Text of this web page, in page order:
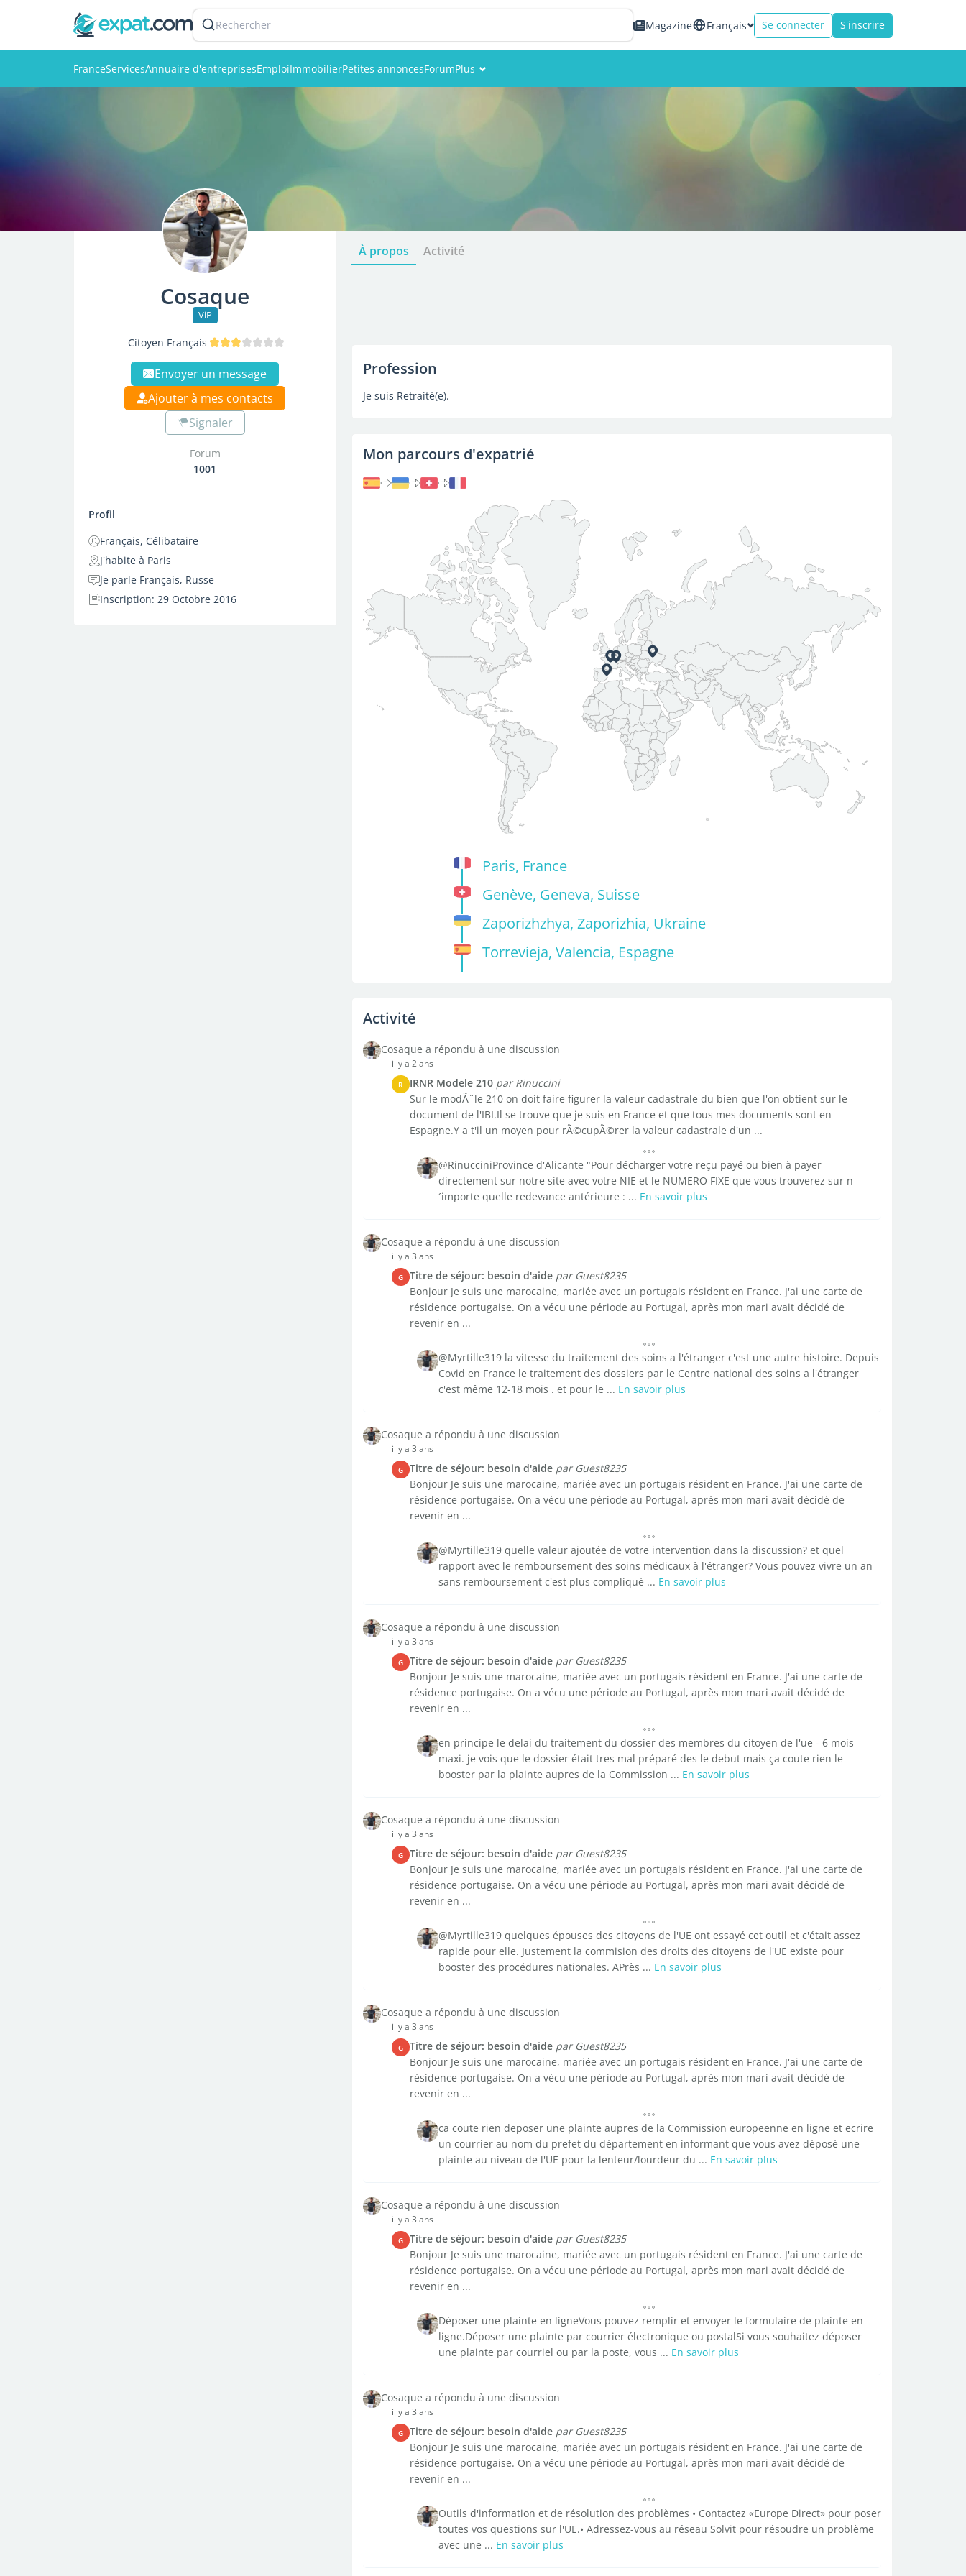
Rechercher Magazine Français Se connecter S'inscrire
FranceServicesAnnuaire d'entreprisesEmploiImmobilierPetites annoncesForumPlus
Cosaque
ViP
Citoyen Français
Envoyer un message
Ajouter à mes contacts
Signaler
Forum
1001
Profil
Français, Célibataire
J'habite à Paris
Je parle Français, Russe
Inscription: 29 Octobre 2016
À propos Activité
Profession
Je suis Retraité(e).
Mon parcours d'expatrié
Paris, France
Genève, Geneva, Suisse
Zaporizhzhya, Zaporizhia, Ukraine
Torrevieja, Valencia, Espagne
Activité
Cosaque a répondu à une discussion
il y a 2 ans
R IRNR Modele 210 par Rinuccini
Sur le modÃ¨le 210 on doit faire figurer la valeur cadastrale du bien que l'on obtient sur le
document de l'IBI.Il se trouve que je suis en France et que tous mes documents sont en
Espagne.Y a t'il un moyen pour rÃ©cupÃ©rer la valeur cadastrale d'un ...
@RinucciniProvince d'Alicante "Pour décharger votre reçu payé ou bien à payer
directement sur notre site avec votre NIE et le NUMERO FIXE que vous trouverez sur n
´importe quelle redevance antérieure : ... En savoir plus
Cosaque a répondu à une discussion
il y a 3 ans
G Titre de séjour: besoin d'aide par Guest8235
Bonjour Je suis une marocaine, mariée avec un portugais résident en France. J'ai une carte de
résidence portugaise. On a vécu une période au Portugal, après mon mari avait décidé de
revenir en ...
@Myrtille319 la vitesse du traitement des soins a l'étranger c'est une autre histoire. Depuis
Covid en France le traitement des dossiers par le Centre national des soins a l'étranger
c'est même 12-18 mois . et pour le ... En savoir plus
Cosaque a répondu à une discussion
il y a 3 ans
G Titre de séjour: besoin d'aide par Guest8235
Bonjour Je suis une marocaine, mariée avec un portugais résident en France. J'ai une carte de
résidence portugaise. On a vécu une période au Portugal, après mon mari avait décidé de
revenir en ...
@Myrtille319 quelle valeur ajoutée de votre intervention dans la discussion? et quel
rapport avec le remboursement des soins médicaux à l'étranger? Vous pouvez vivre un an
sans remboursement c'est plus compliqué ... En savoir plus
Cosaque a répondu à une discussion
il y a 3 ans
G Titre de séjour: besoin d'aide par Guest8235
Bonjour Je suis une marocaine, mariée avec un portugais résident en France. J'ai une carte de
résidence portugaise. On a vécu une période au Portugal, après mon mari avait décidé de
revenir en ...
en principe le delai du traitement du dossier des membres du citoyen de l'ue - 6 mois
maxi. je vois que le dossier était tres mal préparé des le debut mais ça coute rien le
booster par la plainte aupres de la Commission ... En savoir plus
Cosaque a répondu à une discussion
il y a 3 ans
G Titre de séjour: besoin d'aide par Guest8235
Bonjour Je suis une marocaine, mariée avec un portugais résident en France. J'ai une carte de
résidence portugaise. On a vécu une période au Portugal, après mon mari avait décidé de
revenir en ...
@Myrtille319 quelques épouses des citoyens de l'UE ont essayé cet outil et c'était assez
rapide pour elle. Justement la commision des droits des citoyens de l'UE existe pour
booster des procédures nationales. APrès ... En savoir plus
Cosaque a répondu à une discussion
il y a 3 ans
G Titre de séjour: besoin d'aide par Guest8235
Bonjour Je suis une marocaine, mariée avec un portugais résident en France. J'ai une carte de
résidence portugaise. On a vécu une période au Portugal, après mon mari avait décidé de
revenir en ...
ca coute rien deposer une plainte aupres de la Commission europeenne en ligne et ecrire
un courrier au nom du prefet du département en informant que vous avez déposé une
plainte au niveau de l'UE pour la lenteur/lourdeur du ... En savoir plus
Cosaque a répondu à une discussion
il y a 3 ans
G Titre de séjour: besoin d'aide par Guest8235
Bonjour Je suis une marocaine, mariée avec un portugais résident en France. J'ai une carte de
résidence portugaise. On a vécu une période au Portugal, après mon mari avait décidé de
revenir en ...
Déposer une plainte en ligneVous pouvez remplir et envoyer le formulaire de plainte en
ligne.Déposer une plainte par courrier électronique ou postalSi vous souhaitez déposer
une plainte par courriel ou par la poste, vous ... En savoir plus
Cosaque a répondu à une discussion
il y a 3 ans
G Titre de séjour: besoin d'aide par Guest8235
Bonjour Je suis une marocaine, mariée avec un portugais résident en France. J'ai une carte de
résidence portugaise. On a vécu une période au Portugal, après mon mari avait décidé de
revenir en ...
Outils d'information et de résolution des problèmes • Contactez «Europe Direct» pour poser
toutes vos questions sur l'UE.• Adressez-vous au réseau Solvit pour résoudre un problème
avec une ... En savoir plus